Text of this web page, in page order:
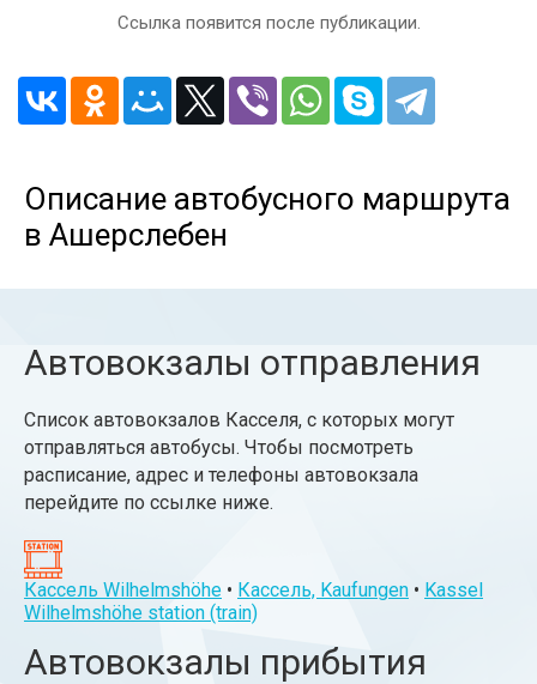
Ссылка появится после публикации.
Описание автобусного маршрута
в Ашерслебен
Автовокзалы отправления
Список автовокзалов Касселя, с которых могут
отправляться автобусы. Чтобы посмотреть
расписание, адрес и телефоны автовокзала
перейдите по ссылке ниже.
Кассель Wilhelmshöhe • Кассель, Kaufungen • Kassel
Wilhelmshöhe station (train)
Автовокзалы прибытия